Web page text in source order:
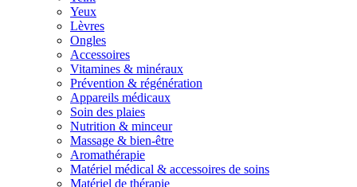
Yeux
Lèvres
Ongles
Accessoires
Vitamines & minéraux
Prévention & régénération
Appareils médicaux
Soin des plaies
Nutrition & minceur
Massage & bien-être
Aromathérapie
Matériel médical & accessoires de soins
Matériel de thérapie